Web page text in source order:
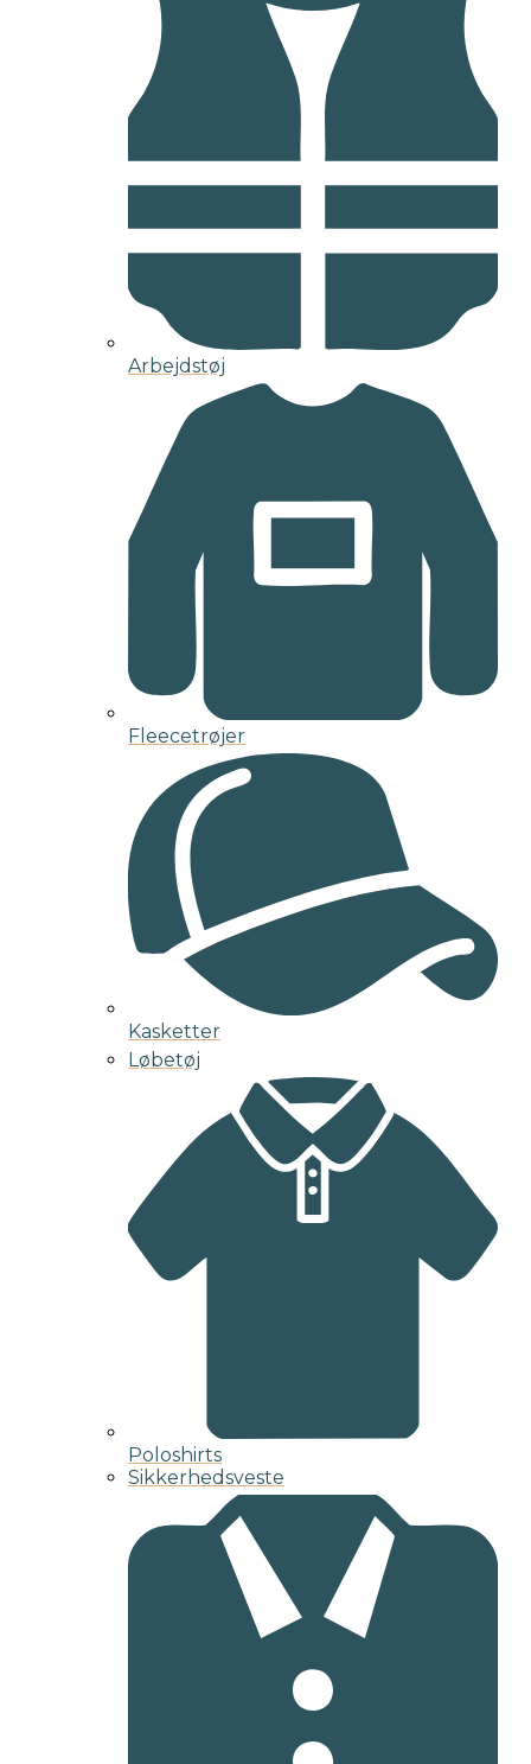
Arbejdstøj
Fleecetrøjer
Kasketter
Løbetøj
Poloshirts
Sikkerhedsveste